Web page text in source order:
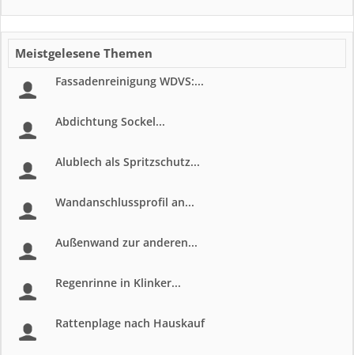
Meistgelesene Themen
Fassadenreinigung WDVS:...
Abdichtung Sockel...
Alublech als Spritzschutz...
Wandanschlussprofil an...
Außenwand zur anderen...
Regenrinne in Klinker...
Rattenplage nach Hauskauf